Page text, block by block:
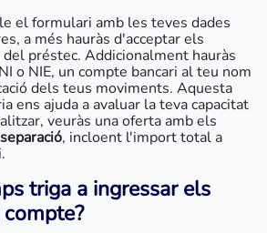
el formulari amb les teves dades
a més hauràs d'acceptar els
préstec. Addicionalment hauràs
o NIE, un compte bancari al teu nom
dels teus moviments. Aquesta
ens ajuda a avaluar la teva capacitat
veuràs una oferta amb els
, incloent l'import total a
triga a ingressar els